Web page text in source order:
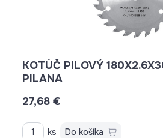
KOTÚČ PILOVÝ
PILANA
27,68 €
ks Do košíka